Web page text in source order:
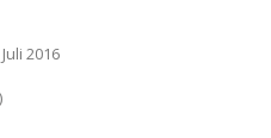
2016
)